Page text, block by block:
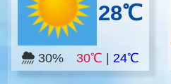
28℃
30% 30℃ 24℃